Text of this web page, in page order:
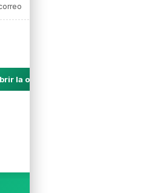
la oferta